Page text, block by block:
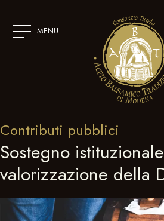
CONTENT MENU
Contributi pubblici
Sostegno
valorizzazione della